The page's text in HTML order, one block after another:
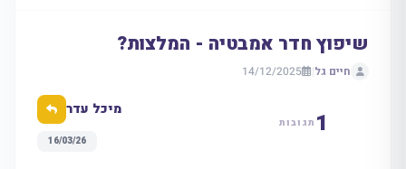
שיפוץ חדר אמבטיה - המלצות?
חיים גל|
14/12/2025
1 תגובות
מיכל עדר
16/03/26